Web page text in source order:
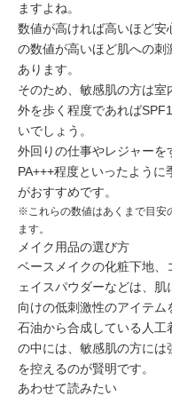
ますよね。
数値が高ければ高いほど安
の数値が高いほど肌への刺
あります。
そのため、敏感肌の方は室
外を歩く程度であれば
いでしょう。
外回りの仕事やレジャーを
PA+++程度といったように
がおすすめです。
※これらの数値はあくまで目安
ます。
メイク用品の選び方
ベースメイクの化粧下地、
ェイスパウダーなどは、
向けの低刺激性のアイテム
石油から合成している人工
の中には、敏感肌の方には
を控えるのが賢明です。
あわせて読みたい